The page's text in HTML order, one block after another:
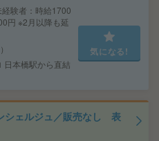
験者：時給1700
円 ※2月以降も延
本橋駅から直結
気になる!
シェルジュ／販売なし 表